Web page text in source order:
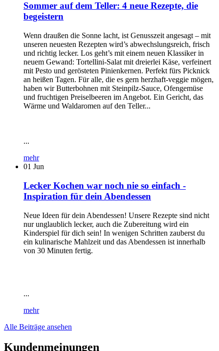
Sommer auf dem Teller: 4 neue Rezepte, die
begeistern
Wenn draußen die Sonne lacht, ist Genusszeit angesagt – mit
unseren neuesten Rezepten wird’s abwechslungsreich, frisch
und richtig lecker. Los geht’s mit einem neuen Klassiker in
neuem Gewand: Tortellini-Salat mit dreierlei Käse, verfeinert
mit Pesto und gerösteten Pinienkernen. Perfekt fürs Picknick
an heißen Tagen. Für alle, die es gern herzhaft-veggie mögen,
haben wir Butterbohnen mit Steinpilz-Sauce, Ofengemüse
und fruchtigen Preiselbeeren im Angebot. Ein Gericht, das
Wärme und Waldaromen auf den Teller...
...
mehr
01 Jun
Lecker Kochen war noch nie so einfach -
Inspiration für dein Abendessen
Neue Ideen für dein Abendessen! Unsere Rezepte sind nicht
nur unglaublich lecker, auch die Zubereitung wird ein
Kinderspiel für dich sein! In wenigen Schritten zauberst du
ein kulinarische Mahlzeit und das Abendessen ist innerhalb
von 30 Minuten fertig.
...
mehr
Alle Beiträge ansehen
Kundenmeinungen